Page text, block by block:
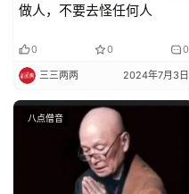
做人，不要去怪任何人
0 0 0
三三两两 2024年7月3日
八点僧音